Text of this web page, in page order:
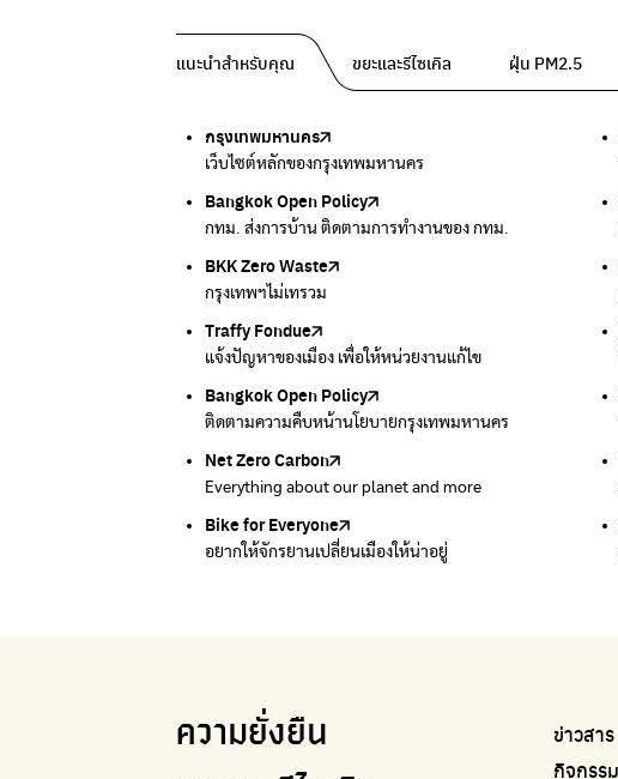
แนะนำสำหรับคุณ ขยะและรีไซเคิล ฝุ่น PM2.5
กรุงเทพมหานคร
เว็บไซต์หลักของกรุงเทพมหานคร
Bangkok Open Policy
กทม. ส่งการบ้าน ติดตามการทำงานของ กทม.
BKK Zero Waste
กรุงเทพฯไม่เทรวม
Traffy Fondue
แจ้งปัญหาของเมือง เพื่อให้หน่วยงานแก้ไข
Bangkok Open Policy
ติดตามความคืบหน้านโยบายกรุงเทพมหานคร
Net Zero Carbon
Everything about our planet and more
Bike for Everyone
อยากให้จักรยานเปลี่ยนเมืองให้น่าอยู่
Traffy Fondue
แจ้งปัญหาขยะ เพื่อให้หน่วยงานแก้ไข
CHULA Zero Waste
จัดการขยะภายในพื้นที่อย่างเป็นระบบ
กรมควบคุมมลพิษ
แหล่งข้อมูลเกี่ยวกับมาตรฐานคุณภาพอากาศ น้ำ และเสียง
Recycle day
Platform เปลี่ยนพฤติกรรมการแยกขยะ
WASTE BUY delivery
รับซื้อขยะถึงบ้าน
Green map
แผนที่เกี่ยวกับการแยกขยะแบบครบจบในที่เดียว
Traffy Fondue
แจ้งปัญหาฝุ่น เพื่อให้หน่วยงานแก้ไข
กรมควบคุมมลพิษ
แหล่งข้อมูลเกี่ยวกับมาตรฐานคุณภาพอากาศ น้ำ และเสียง
Greenpeace
มูลนิธิสภาประชาชนเพื่อสิ่งแวดล้อม
Bangkok Trees
ความคืบหน้าโครงการต้นไม้ล้านต้น
Thai Green Urban (TGU)
ระบบฐานข้อมูลด้านสิ่งแวดล้อมและพื้นที่สีเขียว
กระทรวงทรัพยากรธรรมชาติและสิ่งแวดล้อม
กรมส่งเสริมคุณภาพและสิ่งแวดล้อม
DCCE
กรมการเปลี่ยนแปลงสภาพภูมิอากาศและสิ่งแวดล้อม
Greenpeace
มูลนิธิสภาประชาชนเพื่อสิ่งแวดล้อม
Carbon Footprint Thailand
เรียนรู้เครื่องมือคำนวณคาร์บอนฟุตพริ้นท์
EJF Thailand
Environmental Justice Foundation Thailand
ความยั่งยืน
ข่าวสาร
กิจกรรม